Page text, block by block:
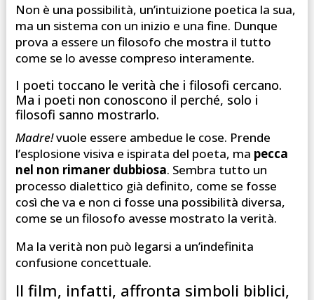
Non è una possibilità, un’intuizione poetica la sua,
ma un sistema con un inizio e una fine. Dunque
prova a essere un filosofo che mostra il tutto
come se lo avesse compreso interamente.
I poeti toccano le verità che i filosofi cercano.
Ma i poeti non conoscono il perché, solo i
filosofi sanno mostrarlo.
Madre!vuole essere ambedue le cose. Prende
l’esplosione visiva e ispirata del poeta, ma pecca
nel non rimaner dubbiosa. Sembra tutto un
processo dialettico già definito, come se fosse
così che va e non ci fosse una possibilità diversa,
come se un filosofo avesse mostrato la verità.
Ma la verità non può legarsi a un’indefinita
confusione concettuale.
Il film, infatti, affronta simboli biblici,